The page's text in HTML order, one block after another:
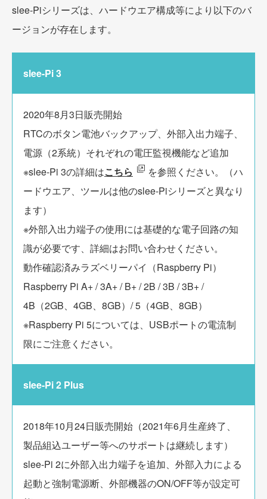
slee-Piシリーズは、ハードウエア構成等により以下のバ
ージョンが存在します。
slee-Pi 3
2020年8月3日販売開始
RTCのボタン電池バックアップ、外部入出力端子、
電源（2系統）それぞれの電圧監視機能など追加
※slee-Pi 3の詳細はこちら
を参照ください。（ハ
ードウエア、ツールは他のslee-Piシリーズと異なり
ます）
※外部入出力端子の使用には基礎的な電子回路の知
識が必要です、詳細はお問い合わせください。
動作確認済みラズベリーパイ（Raspberry Pi）
Raspberry Pi A+ / 3A+ / B+ / 2B / 3B / 3B+ /
4B（2GB、4GB、8GB）/ 5（4GB、8GB）
※Raspberry Pi 5については、USBポートの電流制
限にご注意ください。
slee-Pi 2 Plus
2018年10月24日販売開始（2021年6月生産終了、
製品組込ユーザー等へのサポートは継続します）
slee-Pi 2に外部入出力端子を追加、外部入力による
起動と強制電源断、外部機器のON/OFF等が設定可